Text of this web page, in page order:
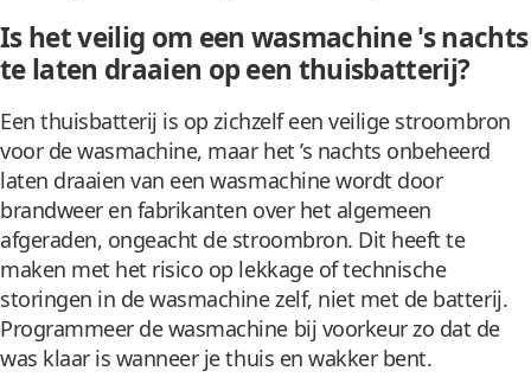
Is het veilig om een wasmachine 's nachts
te laten draaien op een thuisbatterij?
Een thuisbatterij is op zichzelf een veilige stroombron
voor de wasmachine, maar het ’s nachts onbeheerd
laten draaien van een wasmachine wordt door
brandweer en fabrikanten over het algemeen
afgeraden, ongeacht de stroombron. Dit heeft te
maken met het risico op lekkage of technische
storingen in de wasmachine zelf, niet met de batterij.
Programmeer de wasmachine bij voorkeur zo dat de
was klaar is wanneer je thuis en wakker bent.